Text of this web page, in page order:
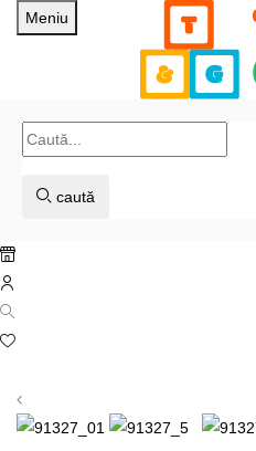
Meniu
caută